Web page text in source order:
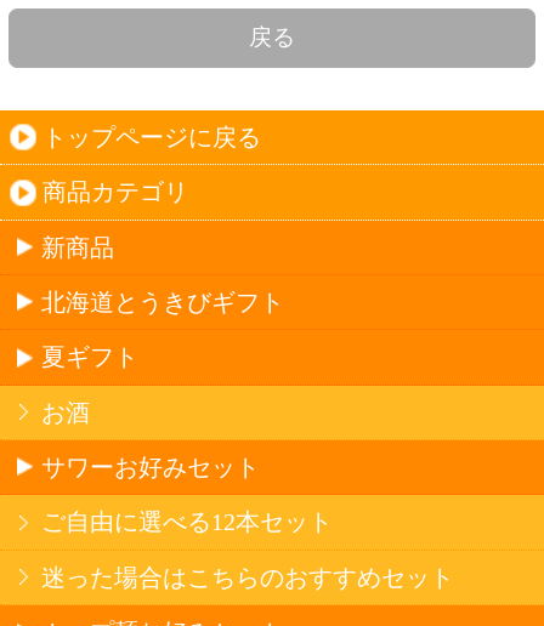
ご自由に選べる12本セット
迷った場合はこちらのおすすめセット
ご自由に選べる12個セット
迷った場合はこちらのおすすめセット
北海道珍味
単品
セット
セットワイン
ワイン
種類で探す
産地で探す
ブドウ品種で探す
ハイクラスワイン
アルコール
サワー・ハイボール